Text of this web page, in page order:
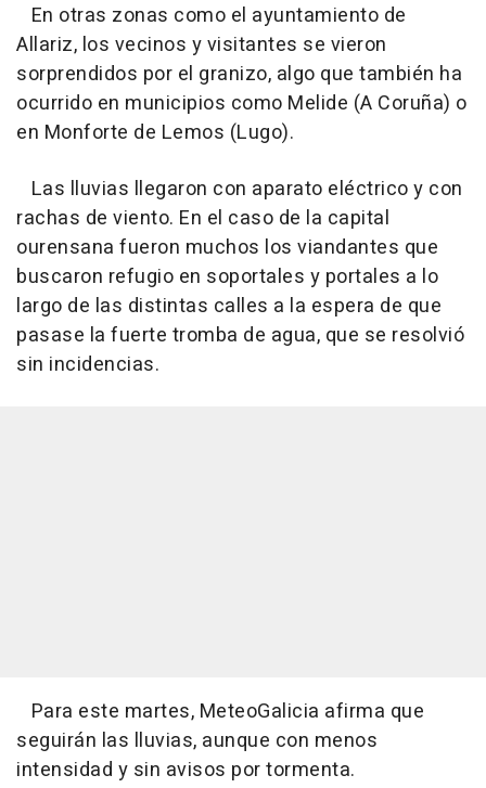
En otras zonas como el ayuntamiento de
Allariz, los vecinos y visitantes se vieron
sorprendidos por el granizo, algo que también ha
ocurrido en municipios como Melide (A Coruña) o
en Monforte de Lemos (Lugo).
Las lluvias llegaron con aparato eléctrico y con
rachas de viento. En el caso de la capital
ourensana fueron muchos los viandantes que
buscaron refugio en soportales y portales a lo
largo de las distintas calles a la espera de que
pasase la fuerte tromba de agua, que se resolvió
sin incidencias.
Para este martes, MeteoGalicia afirma que
seguirán las lluvias, aunque con menos
intensidad y sin avisos por tormenta.